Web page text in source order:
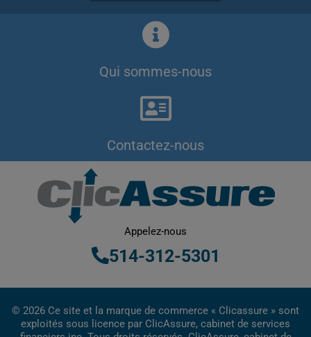
Qui sommes-nous
Contactez-nous
Appelez-nous
514-312-5301
© 2026 Ce site et la marque de commerce « Clicassure » sont
exploités sous licence par ClicAssure, cabinet de services